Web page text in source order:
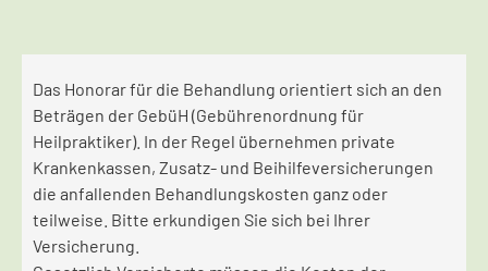
Das Honorar für die Behandlung orientiert sich an den
Beträgen der GebüH (Gebührenordnung für
Heilpraktiker). In der Regel übernehmen private
Krankenkassen, Zusatz- und Beihilfeversicherungen
die anfallenden Behandlungskosten ganz oder
teilweise. Bitte erkundigen Sie sich bei Ihrer
Versicherung.